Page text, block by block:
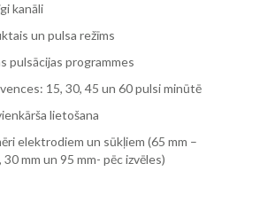
kanāli
un pulsa režīms
pulsācijas programmes
15, 30, 45 un 60 pulsi minūtē
lietošana
elektrodiem un sūkļiem (65 mm –
mm un 95 mm- pēc izvēles)